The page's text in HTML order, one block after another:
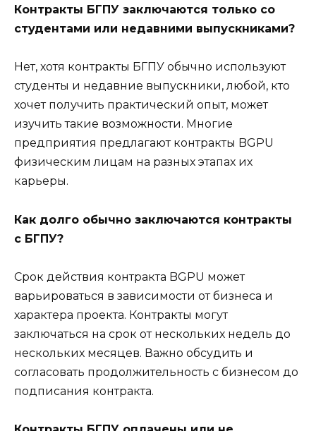
Контракты БГПУ заключаются только со
студентами или недавними выпускниками?
Нет, хотя контракты БГПУ обычно используют
студенты и недавние выпускники, любой, кто
хочет получить практический опыт, может
изучить такие возможности. Многие
предприятия предлагают контракты BGPU
физическим лицам на разных этапах их
карьеры.
Как долго обычно заключаются контракты
с БГПУ?
Срок действия контракта BGPU может
варьироваться в зависимости от бизнеса и
характера проекта. Контракты могут
заключаться на срок от нескольких недель до
нескольких месяцев. Важно обсудить и
согласовать продолжительность с бизнесом до
подписания контракта.